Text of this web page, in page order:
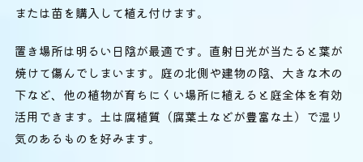
または苗を購入して植え付けます。
置き場所は明るい日陰が最適です。直射日光が当たると葉が
焼けて傷んでしまいます。庭の北側や建物の陰、大きな木の
下など、他の植物が育ちにくい場所に植えると庭全体を有効
活用できます。土は腐植質（腐葉土などが豊富な土）で湿り
気のあるものを好みます。